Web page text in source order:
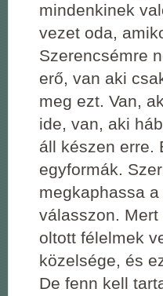
mindenkinek
vezet oda,
Szerencsémre
erő, van aki
meg ezt. Van,
ide, van, aki
áll készen erre.
egyformák.
megkaphassa
válasszon.
oltott félelmek
közelsége, és
De fenn kell